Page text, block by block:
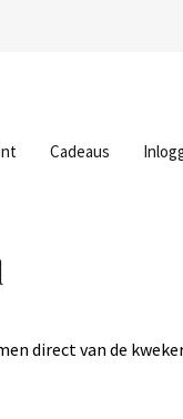
Cadeaus
direct van de